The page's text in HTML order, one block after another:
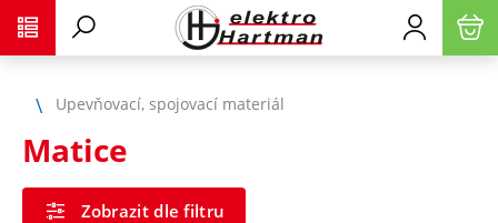
Upevňovací, spojovací materiál
Matice
Zobrazit dle filtru